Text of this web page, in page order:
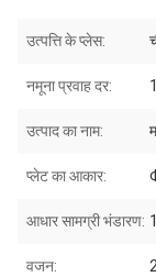
उत्पत्ति के प्लेस:
नमूना प्रवाह दर:
उत्पाद का नाम:
प्लेट का आकार:
आधार सामग्री भंडारण:
वजन: